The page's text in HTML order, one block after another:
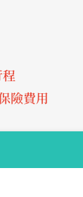
險費用